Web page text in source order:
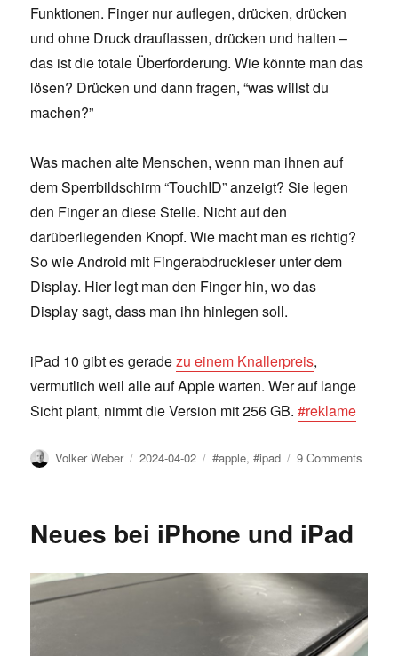
Funktionen. Finger nur auflegen, drücken, drücken
und ohne Druck drauflassen, drücken und halten –
das ist die totale Überforderung. Wie könnte man das
lösen? Drücken und dann fragen, “was willst du
machen?”
Was machen alte Menschen, wenn man ihnen auf
dem Sperrbildschirm “TouchID” anzeigt? Sie legen
den Finger an diese Stelle. Nicht auf den
darüberliegenden Knopf. Wie macht man es richtig?
So wie Android mit Fingerabdruckleser unter dem
Display. Hier legt man den Finger hin, wo das
Display sagt, dass man ihn hinlegen soll.
iPad 10 gibt es geradezu einem Knallerpreis,
vermutlich weil alle auf Apple warten. Wer auf lange
Sicht plant, nimmt die Version mit 256 GB.#reklame
Author
Volker Weber
Posted
2024-04-02 Tags
#apple,#ipad 9 Comments
Neues bei iPhone und iPad